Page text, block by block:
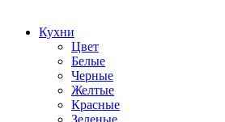
Кухни
Цвет
Белые
Черные
Желтые
Красные
Зеленые